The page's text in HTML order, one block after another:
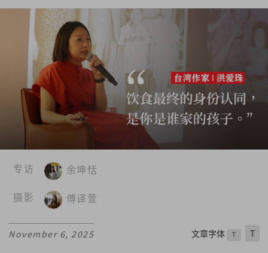
专访
余坤恬
摄影
傅译萱
November 6, 2025 文章字体 T T